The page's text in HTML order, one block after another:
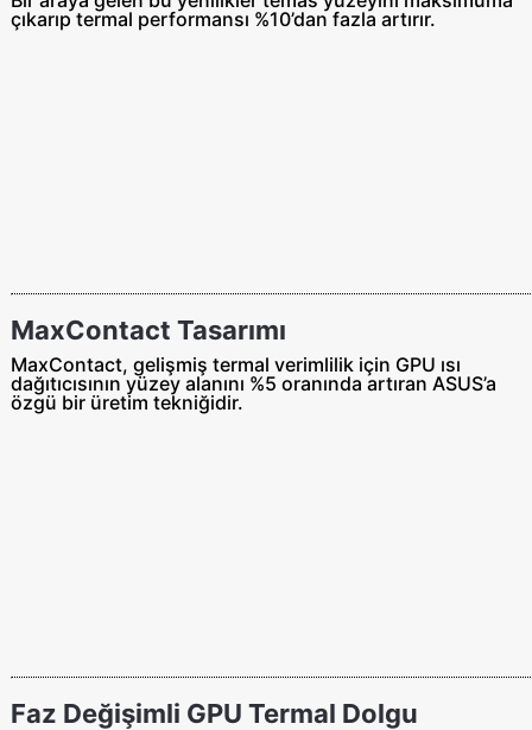
çıkarıp termal performansı %10’dan fazla artırır.
MaxContact Tasarımı
MaxContact, gelişmiş termal verimlilik için GPU ısı
dağıtıcısının yüzey alanını %5 oranında artıran ASUS’a
özgü bir üretim tekniğidir.
Faz Değişimli GPU Termal Dolgu